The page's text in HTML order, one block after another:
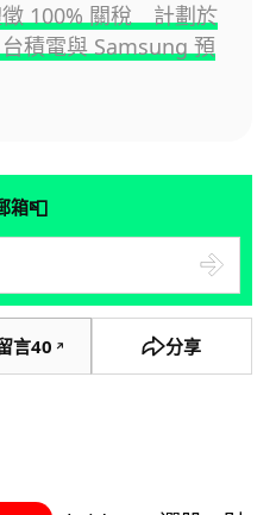
100% 關稅 計劃於
積電與 Samsung 預
箱📮
言40 ↗ 分享